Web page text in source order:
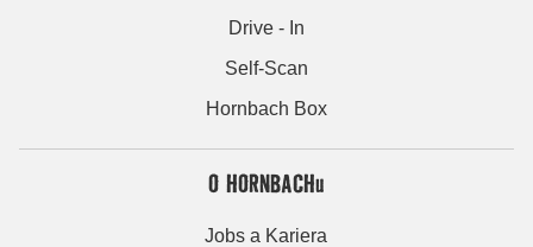
Drive - In
Self-Scan
Hornbach Box
O HORNBACHu
Jobs a Kariera